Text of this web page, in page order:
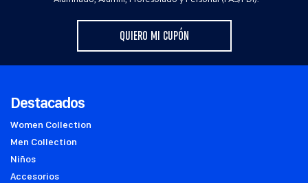
QUIERO MI CUPÓN
Destacados
Women Collection
Men Collection
Niños
Accesorios